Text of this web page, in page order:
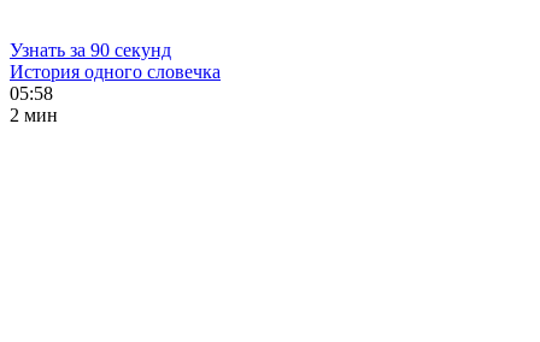
Узнать за 90 секунд
История одного словечка
05:58
2 мин